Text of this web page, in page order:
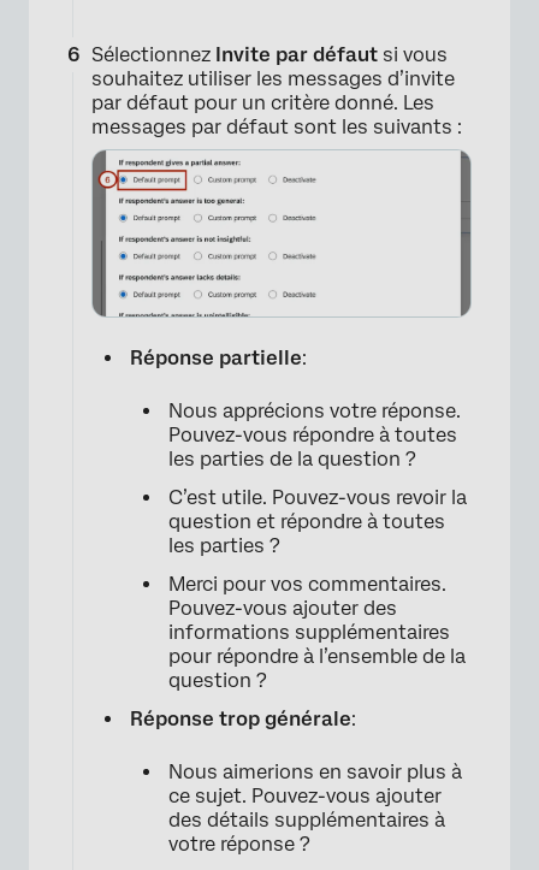
Sélectionnez Invite par défaut si vous
souhaitez utiliser les messages d’invite
par défaut pour un critère donné. Les
messages par défaut sont les suivants :
Réponse partielle:
Nous apprécions votre réponse.
Pouvez-vous répondre à toutes
les parties de la question ?
C’est utile. Pouvez-vous revoir la
question et répondre à toutes
les parties ?
Merci pour vos commentaires.
Pouvez-vous ajouter des
informations supplémentaires
pour répondre à l’ensemble de la
question ?
Réponse trop générale:
Nous aimerions en savoir plus à
ce sujet. Pouvez-vous ajouter
des détails supplémentaires à
votre réponse ?